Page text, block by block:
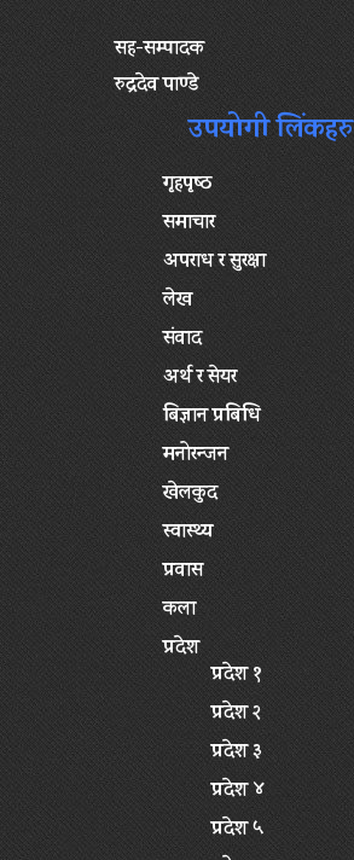
सह-सम्पादक
रुद्रदेव पाण्डे
उपयोगी लिंकहरु
गृहपृष्‍ठ
समाचार
अपराध र सुरक्षा
लेख
संवाद
अर्थ र सेयर
बिज्ञान प्रबिधि
मनोरन्जन
खेलकुद
स्वास्थ्य
प्रवास
कला
प्रदेश
प्रदेश १
प्रदेश २
प्रदेश ३
प्रदेश ४
प्रदेश ५